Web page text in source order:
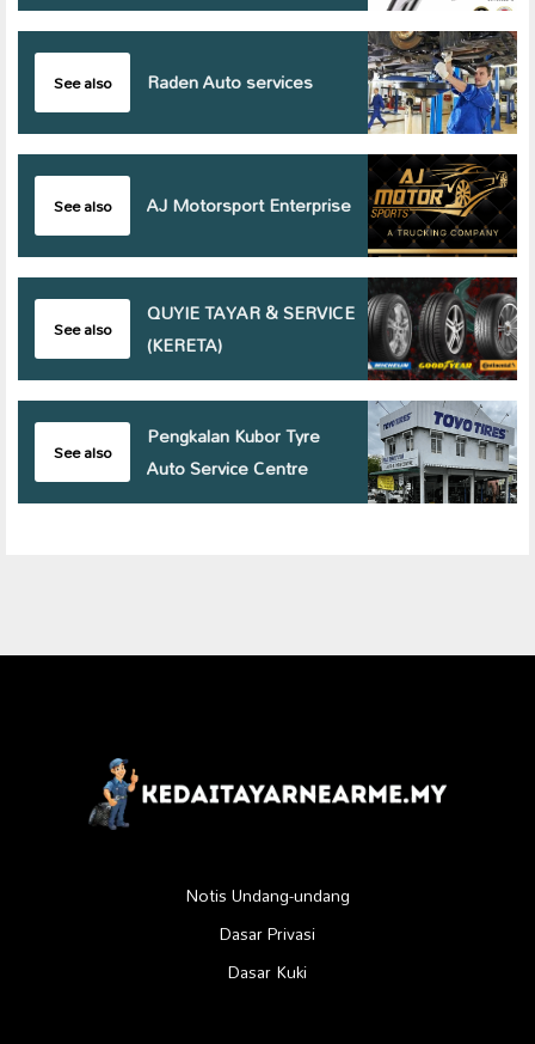
See also Raden Auto services
See also AJ Motorsport Enterprise
See also
QUYIE TAYAR & SERVICE
(KERETA)
See also
Pengkalan Kubor Tyre
Auto Service Centre
Notis Undang-undang
Dasar Privasi
Dasar Kuki